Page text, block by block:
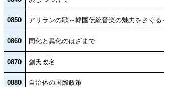
0850 アリランの歌～韓国伝統音楽の魅力をさぐる～
0860 同化と異化のはざまで
0870 創氏改名
0880 自治体の国際政策